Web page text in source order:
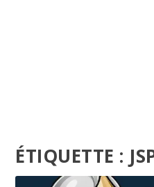
ÉTIQUETTE :